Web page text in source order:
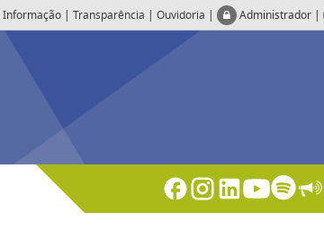
Informação | Transparência | Ouvidoria | Administrador |